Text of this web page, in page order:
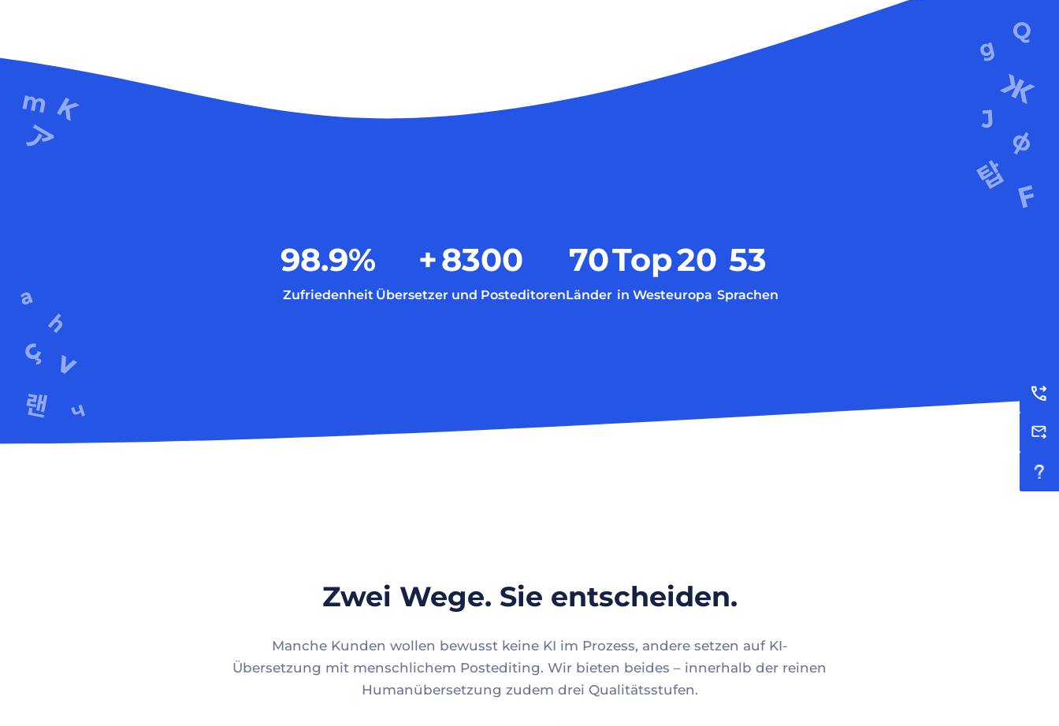
98.9%
Zufriedenheit
+8300
Übersetzer und Posteditoren
70
Länder
Top20
in Westeuropa
53
Sprachen
Zwei Wege. Sie entscheiden.
Manche Kunden wollen bewusst keine KI im Prozess, andere setzen auf KI-
Übersetzung mit menschlichem Postediting. Wir bieten beides – innerhalb der reinen
Humanübersetzung zudem drei Qualitätsstufen.